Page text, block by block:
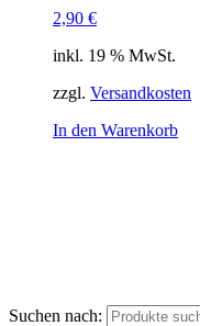
2,90 €
inkl. 19 % MwSt.
zzgl. Versandkosten
In den Warenkorb
Suchen nach: